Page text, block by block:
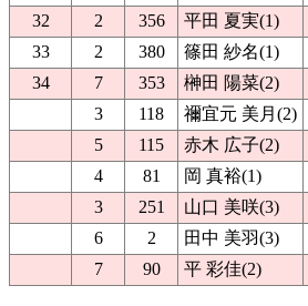
32
2 356 平田 夏実(1)
33
2 380 篠田 紗名(1)
34
7 353 榊田 陽菜(2)
3
118 禰宜元 美月(2)
5
115 赤木 広子(2)
4
81 岡 真裕(1)
3
251 山口 美咲(3)
6
2 田中 美羽(3)
7
90 平 彩佳(2)